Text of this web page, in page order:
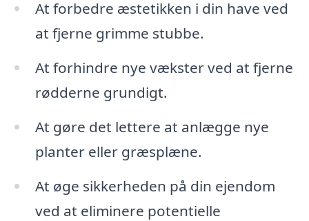
At forbedre æstetikken i din have ved
at fjerne grimme stubbe.
At forhindre nye vækster ved at fjerne
rødderne grundigt.
At gøre det lettere at anlægge nye
planter eller græsplæne.
At øge sikkerheden på din ejendom
ved at eliminere potentielle